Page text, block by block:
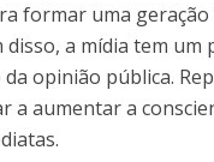
formar uma
a mídia tem
opinião pública.
a aumentar a